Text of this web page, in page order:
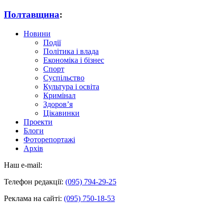
Полтавщина:
Новини
Події
Політика і влада
Економіка і бізнес
Спорт
Суспільство
Культура і освіта
Кримінал
Здоров’я
Цікавинки
Проекти
Блоги
Фоторепортажі
Архів
Наш e-mail:
Телефон редакції: (095) 794-29-25
Реклама на сайті: (095) 750-18-53